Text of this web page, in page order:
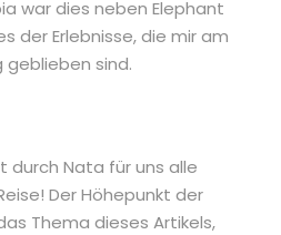
war dies neben Elephant
der Erlebnisse, die mir am
geblieben sind.
durch Nata für uns alle
Der Höhepunkt der
Thema dieses Artikels,